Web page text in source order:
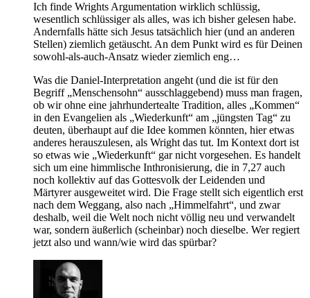
Ich finde Wrights Argumentation wirklich schlüssig,
wesentlich schlüssiger als alles, was ich bisher gelesen habe.
Andernfalls hätte sich Jesus tatsächlich hier (und an anderen
Stellen) ziemlich getäuscht. An dem Punkt wird es für Deinen
sowohl-als-auch-Ansatz wieder ziemlich eng…
Was die Daniel-Interpretation angeht (und die ist für den
Begriff „Menschensohn“ ausschlaggebend) muss man fragen,
ob wir ohne eine jahrhundertealte Tradition, alles „Kommen“
in den Evangelien als „Wiederkunft“ am „jüngsten Tag“ zu
deuten, überhaupt auf die Idee kommen könnten, hier etwas
anderes herauszulesen, als Wright das tut. Im Kontext dort ist
so etwas wie „Wiederkunft“ gar nicht vorgesehen. Es handelt
sich um eine himmlische Inthronisierung, die in 7,27 auch
noch kollektiv auf das Gottesvolk der Leidenden und
Märtyrer ausgeweitet wird. Die Frage stellt sich eigentlich erst
nach dem Weggang, also nach „Himmelfahrt“, und zwar
deshalb, weil die Welt noch nicht völlig neu und verwandelt
war, sondern äußerlich (scheinbar) noch dieselbe. Wer regiert
jetzt also und wann/wie wird das spürbar?